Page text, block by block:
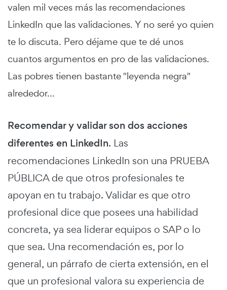
valen mil veces más las recomendaciones
LinkedIn que las validaciones. Y no seré yo quien
te lo discuta. Pero déjame que te dé unos
cuantos argumentos en pro de las validaciones.
Las pobres tienen bastante "leyenda negra"
alrededor...
Recomendar y validar son dos acciones
diferentes en LinkedIn. Las
recomendaciones LinkedIn son una PRUEBA
PÚBLICA de que otros profesionales te
apoyan en tu trabajo. Validar es que otro
profesional dice que posees una habilidad
concreta, ya sea liderar equipos o SAP o lo
que sea. Una recomendación es, por lo
general, un párrafo de cierta extensión, en el
que un profesional valora su experiencia de